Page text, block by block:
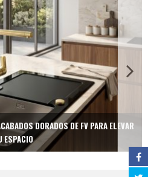
DORADOS DE FV PARA ELEVAR
ESPACIO